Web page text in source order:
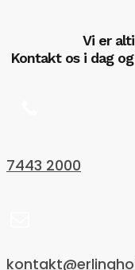
Vi er
Kontakt os i dag
7443 2000